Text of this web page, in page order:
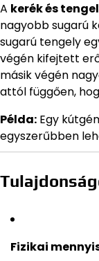
A kerék és
nagyobb sugarú
sugarú tengely
végén kifejtett
másik végén
attól függően,
Példa: Egy
egyszerűbben
Fizikai